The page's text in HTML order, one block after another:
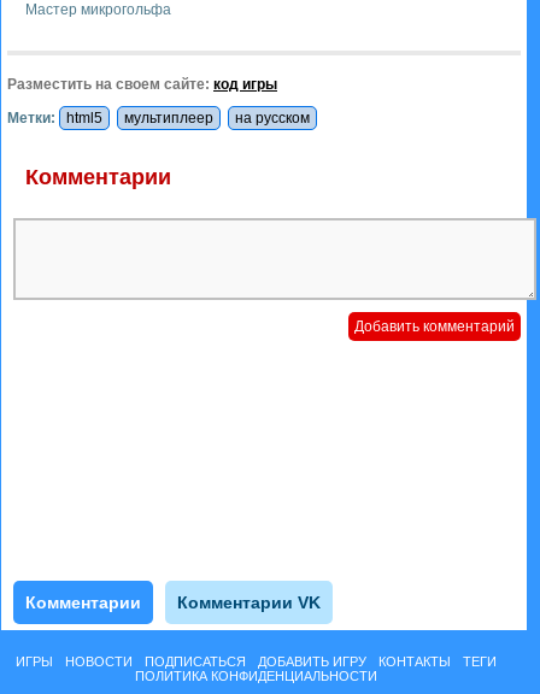
Мастер микрогольфа
Разместить на своем сайте: код игры
Метки:
html5 мультиплеер на русском
Комментарии
Комментарии Комментарии VK
ИГРЫ НОВОСТИ ПОДПИСАТЬСЯ ДОБАВИТЬ ИГРУ КОНТАКТЫ
ТЕГИ
ПОЛИТИКА КОНФИДЕНЦИАЛЬНОСТИ